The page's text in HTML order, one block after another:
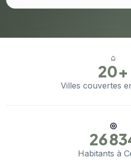
⌂
20+
Villes couvertes
◎
26
Habitants à